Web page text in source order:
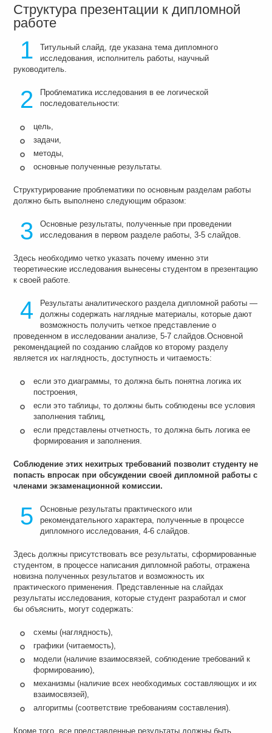
Структура презентации к дипломной
работе
1
Титульный слайд, где указана тема дипломного
исследования, исполнитель работы, научный
руководитель.
2
Проблематика исследования в ее логической
последовательности:
цель,
задачи,
методы,
основные полученные результаты.
Структурирование проблематики по основным разделам работы
должно быть выполнено следующим образом:
3
Основные результаты, полученные при проведении
исследования в первом разделе работы, 3-5 слайдов.
Здесь необходимо четко указать почему именно эти
теоретические исследования вынесены студентом в презентацию
к своей работе.
4
Результаты аналитического раздела дипломной работы —
должны содержать наглядные материалы, которые дают
возможность получить четкое представление о
проведенном в исследовании анализе, 5-7 слайдов.Основной
рекомендацией по созданию слайдов ко второму разделу
является их наглядность, доступность и читаемость:
если это диаграммы, то должна быть понятна логика их
построения,
если это таблицы, то должны быть соблюдены все условия
заполнения таблиц,
если представлены отчетность, то должна быть логика ее
формирования и заполнения.
Соблюдение этих нехитрых требований позволит студенту не
попасть впросак при обсуждении своей дипломной работы с
членами экзаменационной комиссии.
5
Основные результаты практического или
рекомендательного характера, полученные в процессе
дипломного исследования, 4-6 слайдов.
Здесь должны присутствовать все результаты, сформированные
студентом, в процессе написания дипломной работы, отражена
новизна полученных результатов и возможность их
практического применения. Представленные на слайдах
результаты исследования, которые студент разработал и смог
бы объяснить, могут содержать:
схемы (наглядность),
графики (читаемость),
модели (наличие взаимосвязей, соблюдение требований к
формированию),
механизмы (наличие всех необходимых составляющих и их
взаимосвязей),
алгоритмы (соответствие требованиям составления).
Кроме того, все представленные результаты должны быть